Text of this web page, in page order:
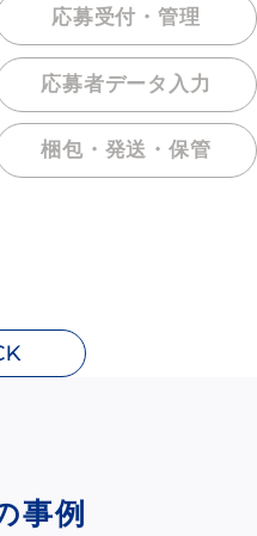
応募受付・管理
応募者データ入力
梱包・発送・保管
事例